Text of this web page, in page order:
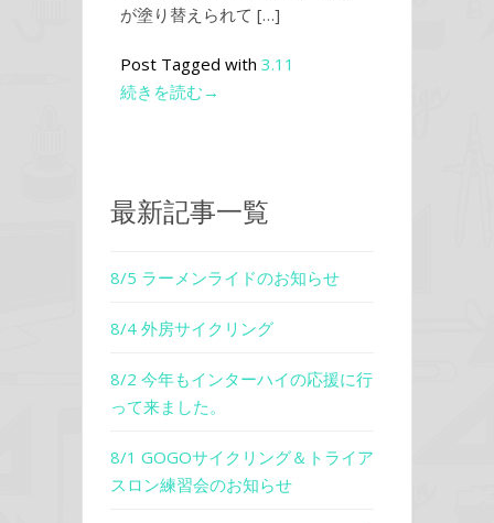
が塗り替えられて […]
Post Tagged with 3.11
続きを読む→
最新記事一覧
8/5 ラーメンライドのお知らせ
8/4 外房サイクリング
8/2 今年もインターハイの応援に行
って来ました。
8/1 GOGOサイクリング＆トライア
スロン練習会のお知らせ